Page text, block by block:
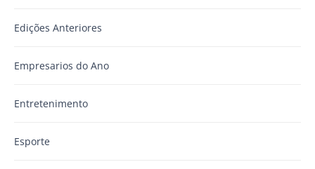
Edições Anteriores
Empresarios do Ano
Entretenimento
Esporte